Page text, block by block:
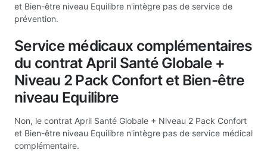
et Bien-être niveau Equilibre n'intègre pas de service de
prévention.
Service médicaux complémentaires
du contrat April Santé Globale +
Niveau 2 Pack Confort et Bien-être
niveau Equilibre
Non, le contrat April Santé Globale + Niveau 2 Pack Confort
et Bien-être niveau Equilibre n'intègre pas de service médical
complémentaire.